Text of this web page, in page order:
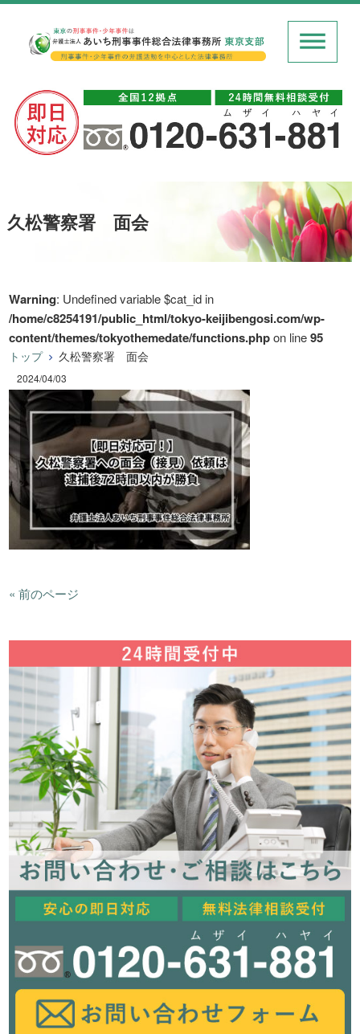
久松警察署 面会
Warning: Undefined variable $cat_id in
/home/c8254191/public_html/tokyo-keijibengosi.com/wp-
content/themes/tokyothemedate/functions.phpon line95
トップ 久松警察署 面会
2024/04/03
« 前のページ